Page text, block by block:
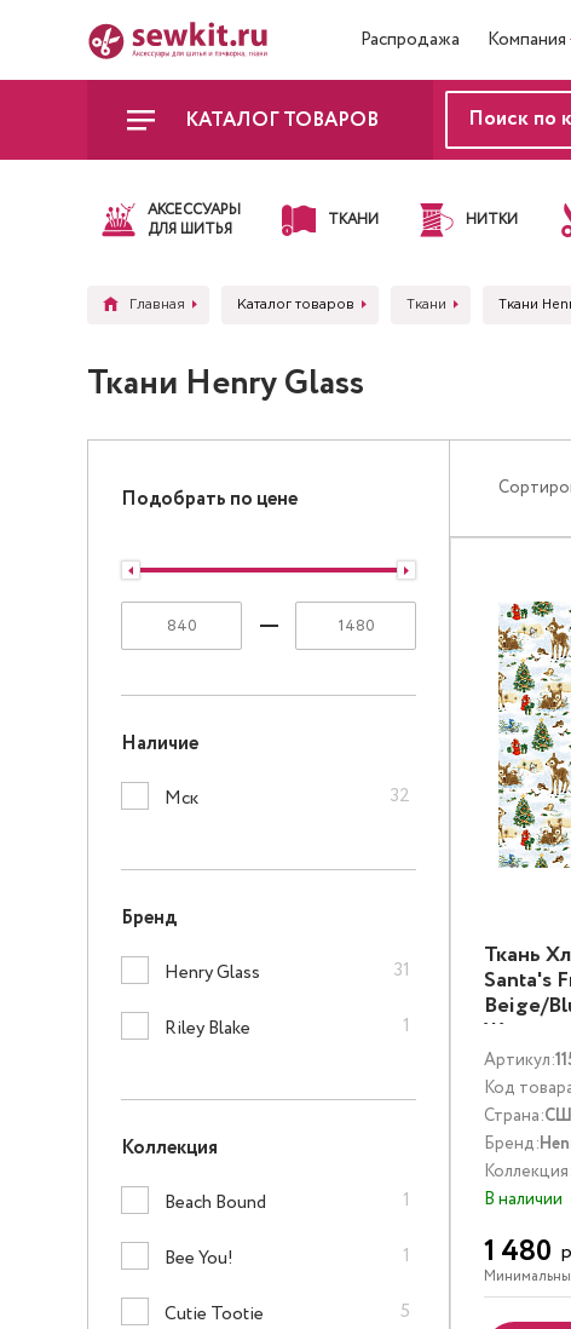
Распродажа Компания
КАТАЛОГ ТОВАРОВ
АКСЕССУАРЫ
ДЛЯ ШИТЬЯ
ТКАНИ НИТКИ
Главная Каталог товаров Ткани Ткани
Ткани Henry Glass
Подобрать по цене
Наличие
Мск 32
Бренд
Henry Glass 31
Riley Blake 1
Коллекция
Beach Bound 1
Bee You! 1
Cutie Tootie 5
Ткань
Santa's
Beige/
Артикул:
Код
Страна:
Бренд:
Коллекция:
В наличии
1 480